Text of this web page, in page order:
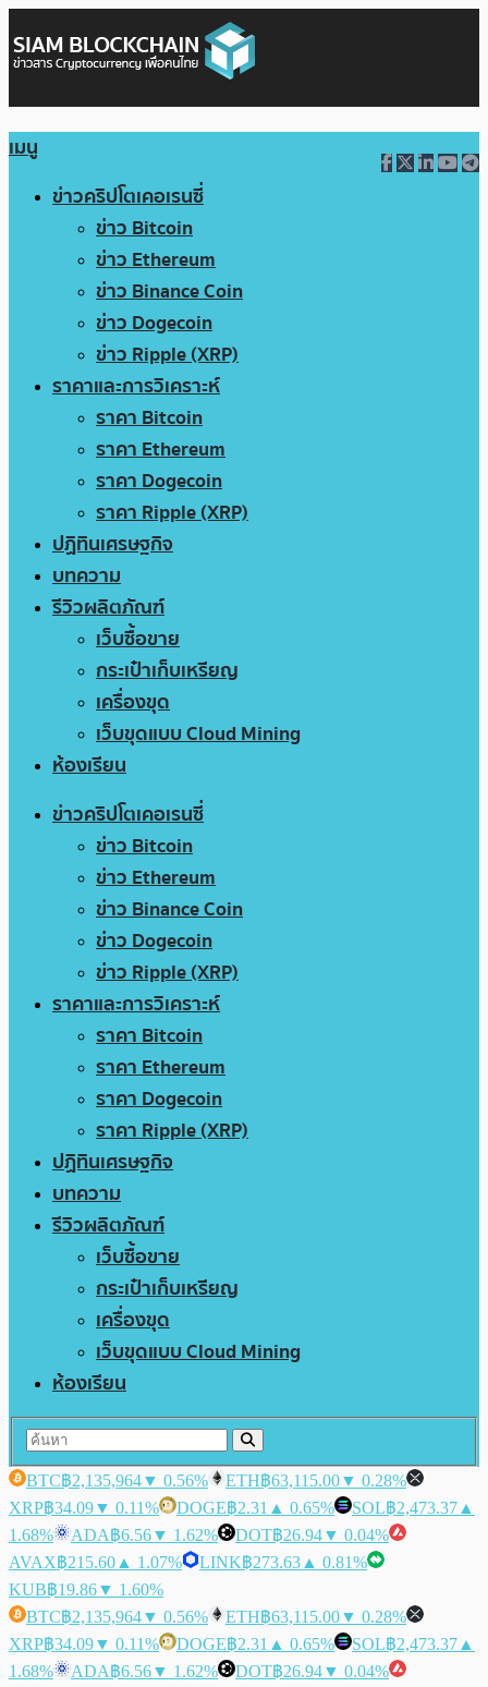
เมนู
ข่าวคริปโตเคอเรนซี่
ข่าว Bitcoin
ข่าว Ethereum
ข่าว Binance Coin
ข่าว Dogecoin
ข่าว Ripple (XRP)
ราคาและการวิเคราะห์
ราคา Bitcoin
ราคา Ethereum
ราคา Dogecoin
ราคา Ripple (XRP)
ปฏิทินเศรษฐกิจ
บทความ
รีวิวผลิตภัณฑ์
เว็บซื้อขาย
กระเป๋าเก็บเหรียญ
เครื่องขุด
เว็บขุดแบบ Cloud Mining
ห้องเรียน
ข่าวคริปโตเคอเรนซี่
ข่าว Bitcoin
ข่าว Ethereum
ข่าว Binance Coin
ข่าว Dogecoin
ข่าว Ripple (XRP)
ราคาและการวิเคราะห์
ราคา Bitcoin
ราคา Ethereum
ราคา Dogecoin
ราคา Ripple (XRP)
ปฏิทินเศรษฐกิจ
บทความ
รีวิวผลิตภัณฑ์
เว็บซื้อขาย
กระเป๋าเก็บเหรียญ
เครื่องขุด
เว็บขุดแบบ Cloud Mining
ห้องเรียน
BTC฿2,135,964▼ 0.56% ETH฿63,115.00▼ 0.28%
XRP฿34.09▼ 0.11% DOGE฿2.31 ▲ 0.65% SOL฿2,473.37 ▲
1.68%
ADA฿6.56▼ 1.62% DOT฿26.94▼ 0.04%
AVAX฿215.60 ▲ 1.07% LINK฿273.63 ▲ 0.81%
KUB฿19.86▼ 1.60%
BTC฿2,135,964▼ 0.56% ETH฿63,115.00▼ 0.28%
XRP฿34.09▼ 0.11% DOGE฿2.31 ▲ 0.65% SOL฿2,473.37 ▲
1.68%
ADA฿6.56▼ 1.62% DOT฿26.94▼ 0.04%